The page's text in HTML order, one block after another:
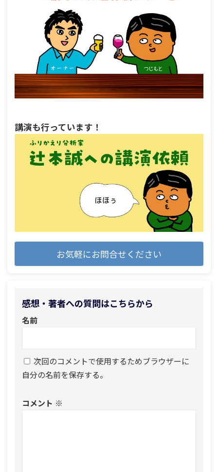
講演も行っています！
お気軽にお問合せください
感想・著者への質問はこちらから
名前
次回のコメントで使用するためブラウザーに
自分の名前を保存する。
コメント ※